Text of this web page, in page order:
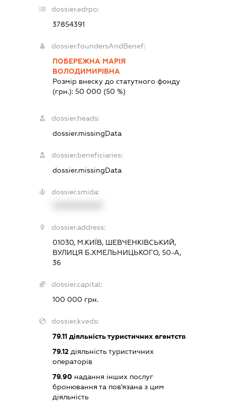
dossier.edrpo:
37854391
dossier.foundersAndBenef:
ПОБЕРЕЖНА МАРІЯ
ВОЛОДИМИРІВНА
Розмір внеску до статутного фонду
(грн.): 50 000 (50 %)
dossier.heads:
dossier.missingData
dossier.beneficiaries:
dossier.missingData
dossier.smida:
dossier.address:
01030, М.КИЇВ, ШЕВЧЕНКІВСЬКИЙ,
ВУЛИЦЯ Б.ХМЕЛЬНИЦЬКОГО, 50-А,
36
dossier.capital:
100 000 грн.
dossier.kveds:
79.11діяльність туристичних агентств
79.12діяльність туристичних
операторів
79.90надання інших послуг
бронювання та пов'язана з цим
діяльність